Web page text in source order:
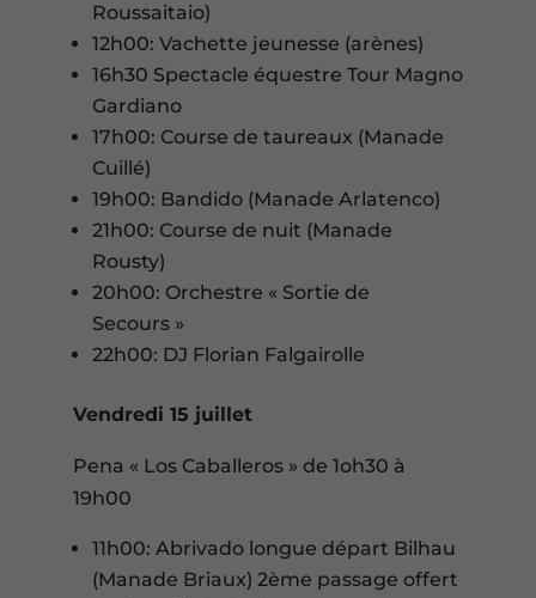
Roussaitaio)
12h00: Vachette jeunesse (arènes)
16h30 Spectacle équestre Tour Magno
Gardiano
17h00: Course de taureaux (Manade
Cuillé)
19h00: Bandido (Manade Arlatenco)
21h00: Course de nuit (Manade
Rousty)
20h00: Orchestre « Sortie de
Secours »
22h00: DJ Florian Falgairolle
Vendredi 15 juillet
Pena « Los Caballeros » de 1oh30 à
19h00
11h00: Abrivado longue départ Bilhau
(Manade Briaux) 2ème passage offert